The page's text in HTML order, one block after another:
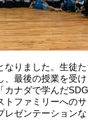
なりました。生徒
、最後の授業を受
カナダで学んだSDG
トファミリーへの
レゼンテーション